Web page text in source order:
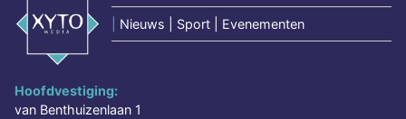
Nieuws | Sport | Evenementen
Hoofdvestiging:
van Benthuizenlaan 1